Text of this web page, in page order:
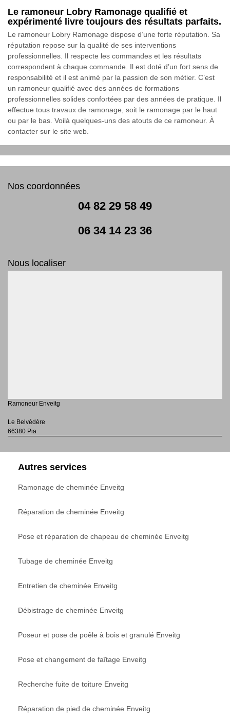
Le ramoneur Lobry Ramonage qualifié et
expérimenté livre toujours des résultats parfaits.
Le ramoneur Lobry Ramonage dispose d’une forte réputation. Sa
réputation repose sur la qualité de ses interventions
professionnelles. Il respecte les commandes et les résultats
correspondent à chaque commande. Il est doté d’un fort sens de
responsabilité et il est animé par la passion de son métier. C’est
un ramoneur qualifié avec des années de formations
professionnelles solides confortées par des années de pratique. Il
effectue tous travaux de ramonage, soit le ramonage par le haut
ou par le bas. Voilà quelques-uns des atouts de ce ramoneur. À
contacter sur le site web.
Nos coordonnées
04 82 29 58 49
06 34 14 23 36
Nous localiser
Ramoneur Enveitg
Le Belvédère
66380 Pia
Autres services
Ramonage de cheminée Enveitg
Réparation de cheminée Enveitg
Pose et réparation de chapeau de cheminée Enveitg
Tubage de cheminée Enveitg
Entretien de cheminée Enveitg
Débistrage de cheminée Enveitg
Poseur et pose de poêle à bois et granulé Enveitg
Pose et changement de faîtage Enveitg
Recherche fuite de toiture Enveitg
Réparation de pied de cheminée Enveitg